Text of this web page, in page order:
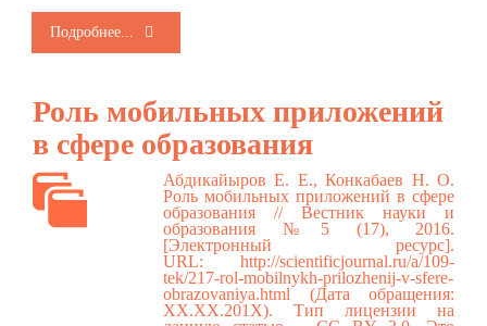
Подробнее...
Роль мобильных приложений
в сфере образования
Абдикайыров Е. Е., Конкабаев Н. О.
Роль мобильных приложений в сфере
образования // Вестник науки и
образования №5 (17), 2016.
[Электронный ресурс].
URL: http://scientificjournal.ru/a/109-
tek/217-rol-mobilnykh-prilozhenij-v-sfere-
obrazovaniya.html (Дата обращения:
ХХ.ХХ.201Х). Тип лицензии на